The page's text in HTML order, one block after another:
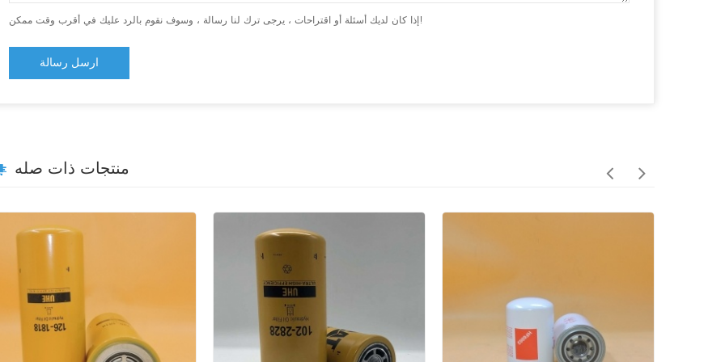
إذا كان لديك أسئلة أو اقتراحات ، يرجى ترك لنا رسالة ، وسوف نقوم بالرد عليك في أقرب وقت ممكن!
ارسل رسالة
منتجات ذات صله